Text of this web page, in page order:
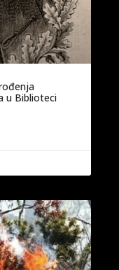
u Biblioteci